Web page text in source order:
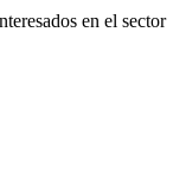
en el sector